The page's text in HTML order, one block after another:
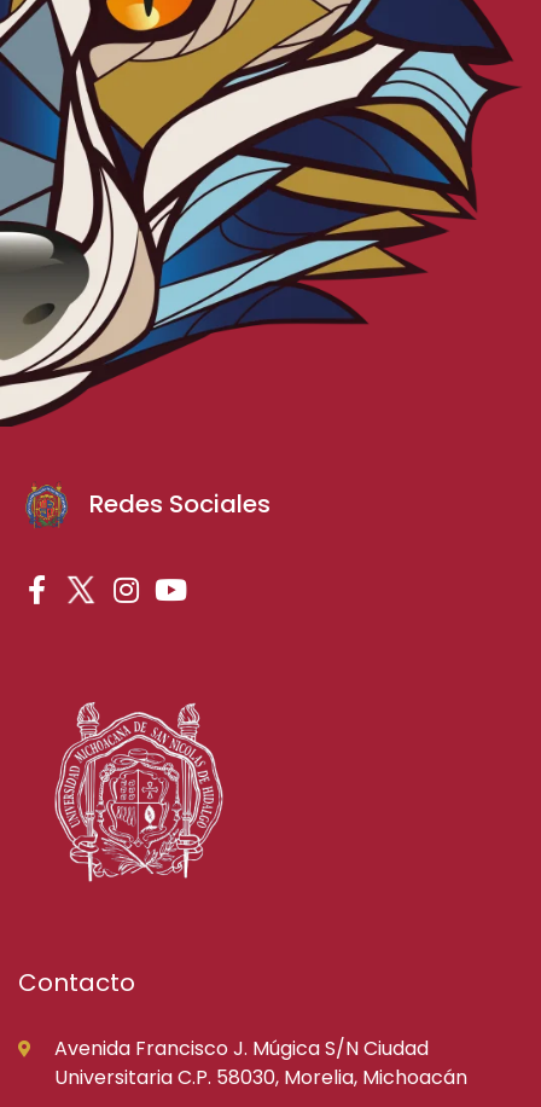
Redes Sociales
Contacto
Avenida Francisco J. Múgica S/N Ciudad
Universitaria C.P. 58030, Morelia, Michoacán